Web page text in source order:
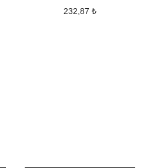
232,87₺